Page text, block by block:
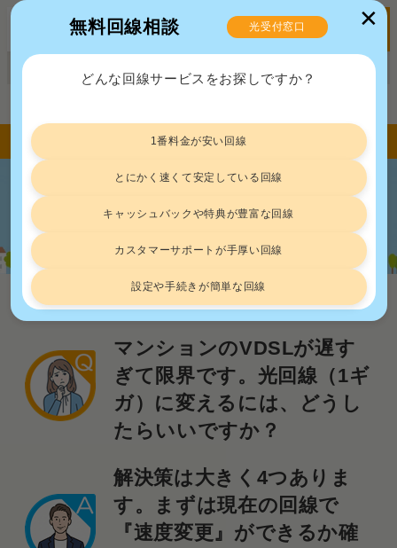
マンションのVDSLが遅い！光回線への
乗り換え手順と速度改善ガイド
光回線
マンションのVDSLが遅す
ぎて限界です。光回線（1ギ
ガ）に変えるには、どうし
たらいいですか？
解決策は大きく4つありま
す。まずは現在の回線で
『速度変更』ができるか確
✕
無料回線相談 光受付窓口
どんな回線サービスをお探しですか？
1番料金が安い回線
とにかく速くて安定している回線
キャッシュバックや特典が豊富な回線
カスタマーサポートが手厚い回線
設定や手続きが簡単な回線